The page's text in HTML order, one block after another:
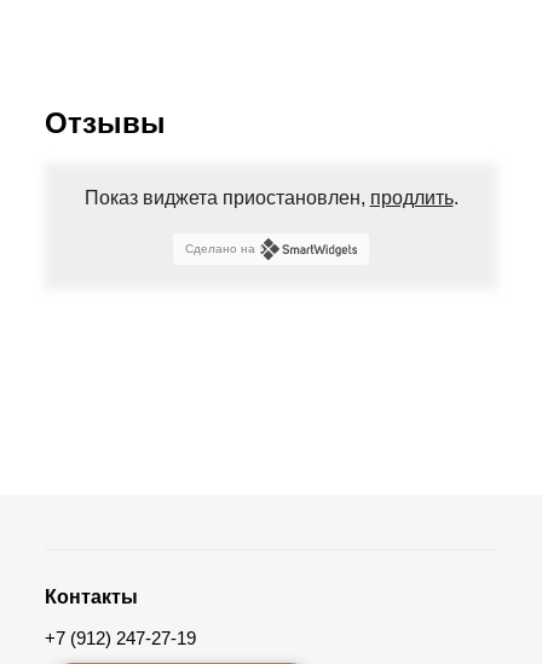
Отзывы
Показ виджета приостановлен, продлить.
Сделано на
Контакты
+7 (912) 247-27-19